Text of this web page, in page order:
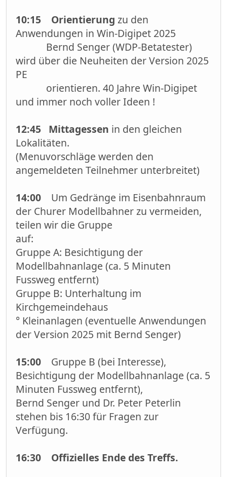
10:15 Orientierung zu den
Anwendungen in Win-Digipet 2025
Bernd Senger (WDP-Betatester)
wird über die Neuheiten der Version 2025
PE
orientieren. 40 Jahre Win-Digipet
und immer noch voller Ideen !
12:45 Mittagessen in den gleichen
Lokalitäten.
(Menuvorschläge werden den
angemeldeten Teilnehmer unterbreitet)
14:00 Um Gedränge im Eisenbahnraum
der Churer Modellbahner zu vermeiden,
teilen wir die Gruppe
auf:
Gruppe A: Besichtigung der
Modellbahnanlage (ca. 5 Minuten
Fussweg entfernt)
Gruppe B: Unterhaltung im
Kirchgemeindehaus
° Kleinanlagen (eventuelle Anwendungen
der Version 2025 mit Bernd Senger)
15:00 Gruppe B (bei Interesse),
Besichtigung der Modellbahnanlage (ca. 5
Minuten Fussweg entfernt),
Bernd Senger und Dr. Peter Peterlin
stehen bis 16:30 für Fragen zur
Verfügung.
16:30 Offizielles Ende des Treffs.